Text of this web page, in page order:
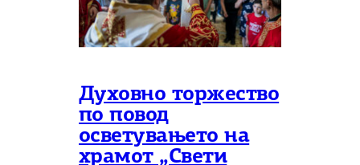
Духовно торжество
по повод
осветувањето на
храмот „Свети